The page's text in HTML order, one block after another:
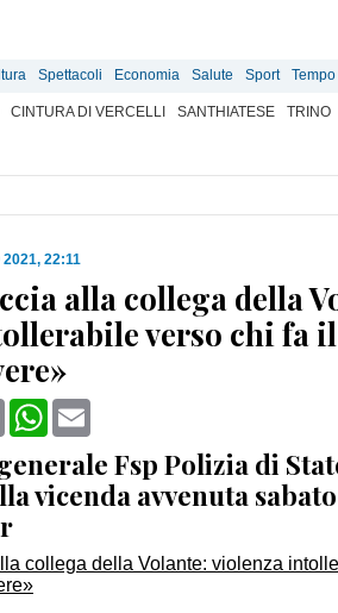
Spettacoli Economia Salute Sport
CINTURA DI VERCELLI SANTHIATESE TRINO
2021, 22:11
alla collega della
verso chi fa il
Print WhatsApp
Fsp Polizia di
vicenda avvenuta